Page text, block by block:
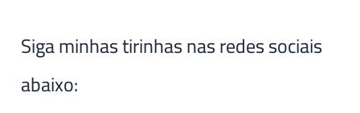
Siga minhas tirinhas nas redes sociais
abaixo: